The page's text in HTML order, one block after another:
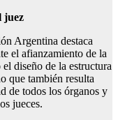
juez
Argentina destaca
el afianzamiento de la
diseño de la estructura
que también resulta
de todos los órganos y
jueces.